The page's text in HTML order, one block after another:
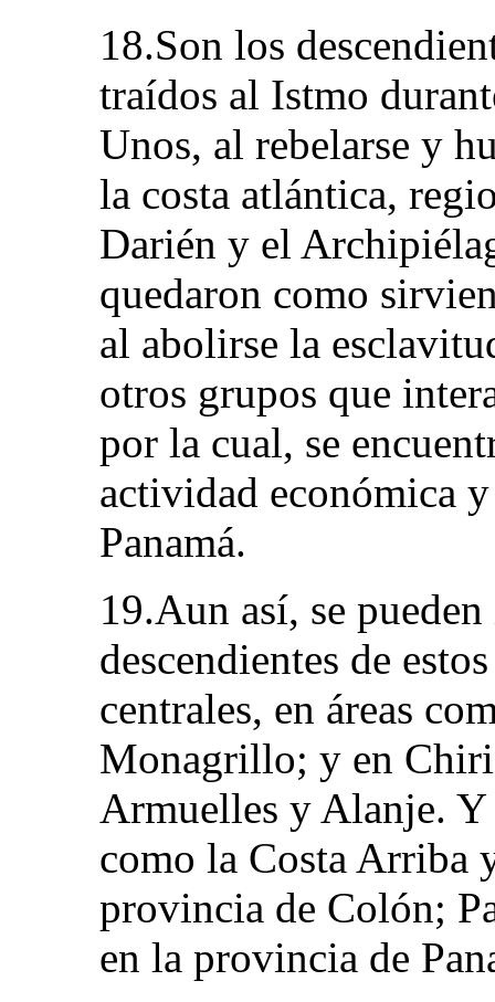
18.Son los
traídos al Istmo
Unos, al rebelarse y
la costa atlántica,
Darién y el
quedaron como
al abolirse la
otros grupos que
por la cual, se
actividad económica
Panamá.
19.Aun así, se
descendientes de
centrales, en áreas
Monagrillo; y en
Armuelles y Alanje. Y
como la Costa Arriba
provincia de Colón;
en la provincia de